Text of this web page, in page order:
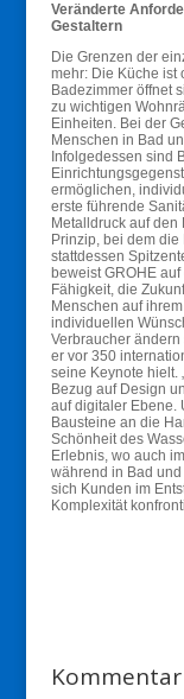
Veränderte
Gestaltern
Die Grenzen der
mehr: Die Küche ist
Badezimmer öffnet
zu wichtigen
Einheiten. Bei der
Menschen in Bad
Infolgedessen sind
ermöglichen,
erste führende
Metalldruck auf den
Prinzip, bei dem
stattdessen
beweist GROHE
Fähigkeit, die
Menschen auf
individuellen
Verbraucher ändern
er vor 350
seine Keynote hielt.
Bezug auf Design
auf digitaler Ebene.
Bausteine an die
Schönheit des
Erlebnis, wo auch
während in Bad
sich Kunden im
Komplexität